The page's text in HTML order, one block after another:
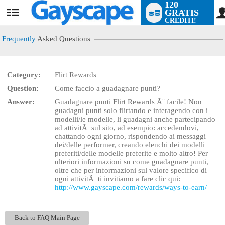
User
120
GRATIS
CREDITI!
Frequently Asked Questions
Category:
Flirt Rewards
Question:
Come faccio a guadagnare punti?
Answer:
Guadagnare punti Flirt Rewards Ã¨ facile! Non
guadagni punti solo flirtando e interagendo con i
modelli/le modelle, li guadagni anche partecipando
ad attivitÃ sul sito, ad esempio: accedendovi,
chattando ogni giorno, rispondendo ai messaggi
dei/delle performer, creando elenchi dei modelli
preferiti/delle modelle preferite e molto altro! Per
ulteriori informazioni su come guadagnare punti,
oltre che per informazioni sul valore specifico di
ogni attivitÃ ti invitiamo a fare clic qui:
http://www.gayscape.com/rewards/ways-to-earn/
Back to FAQ Main Page
LIMITED TIME OFFER!